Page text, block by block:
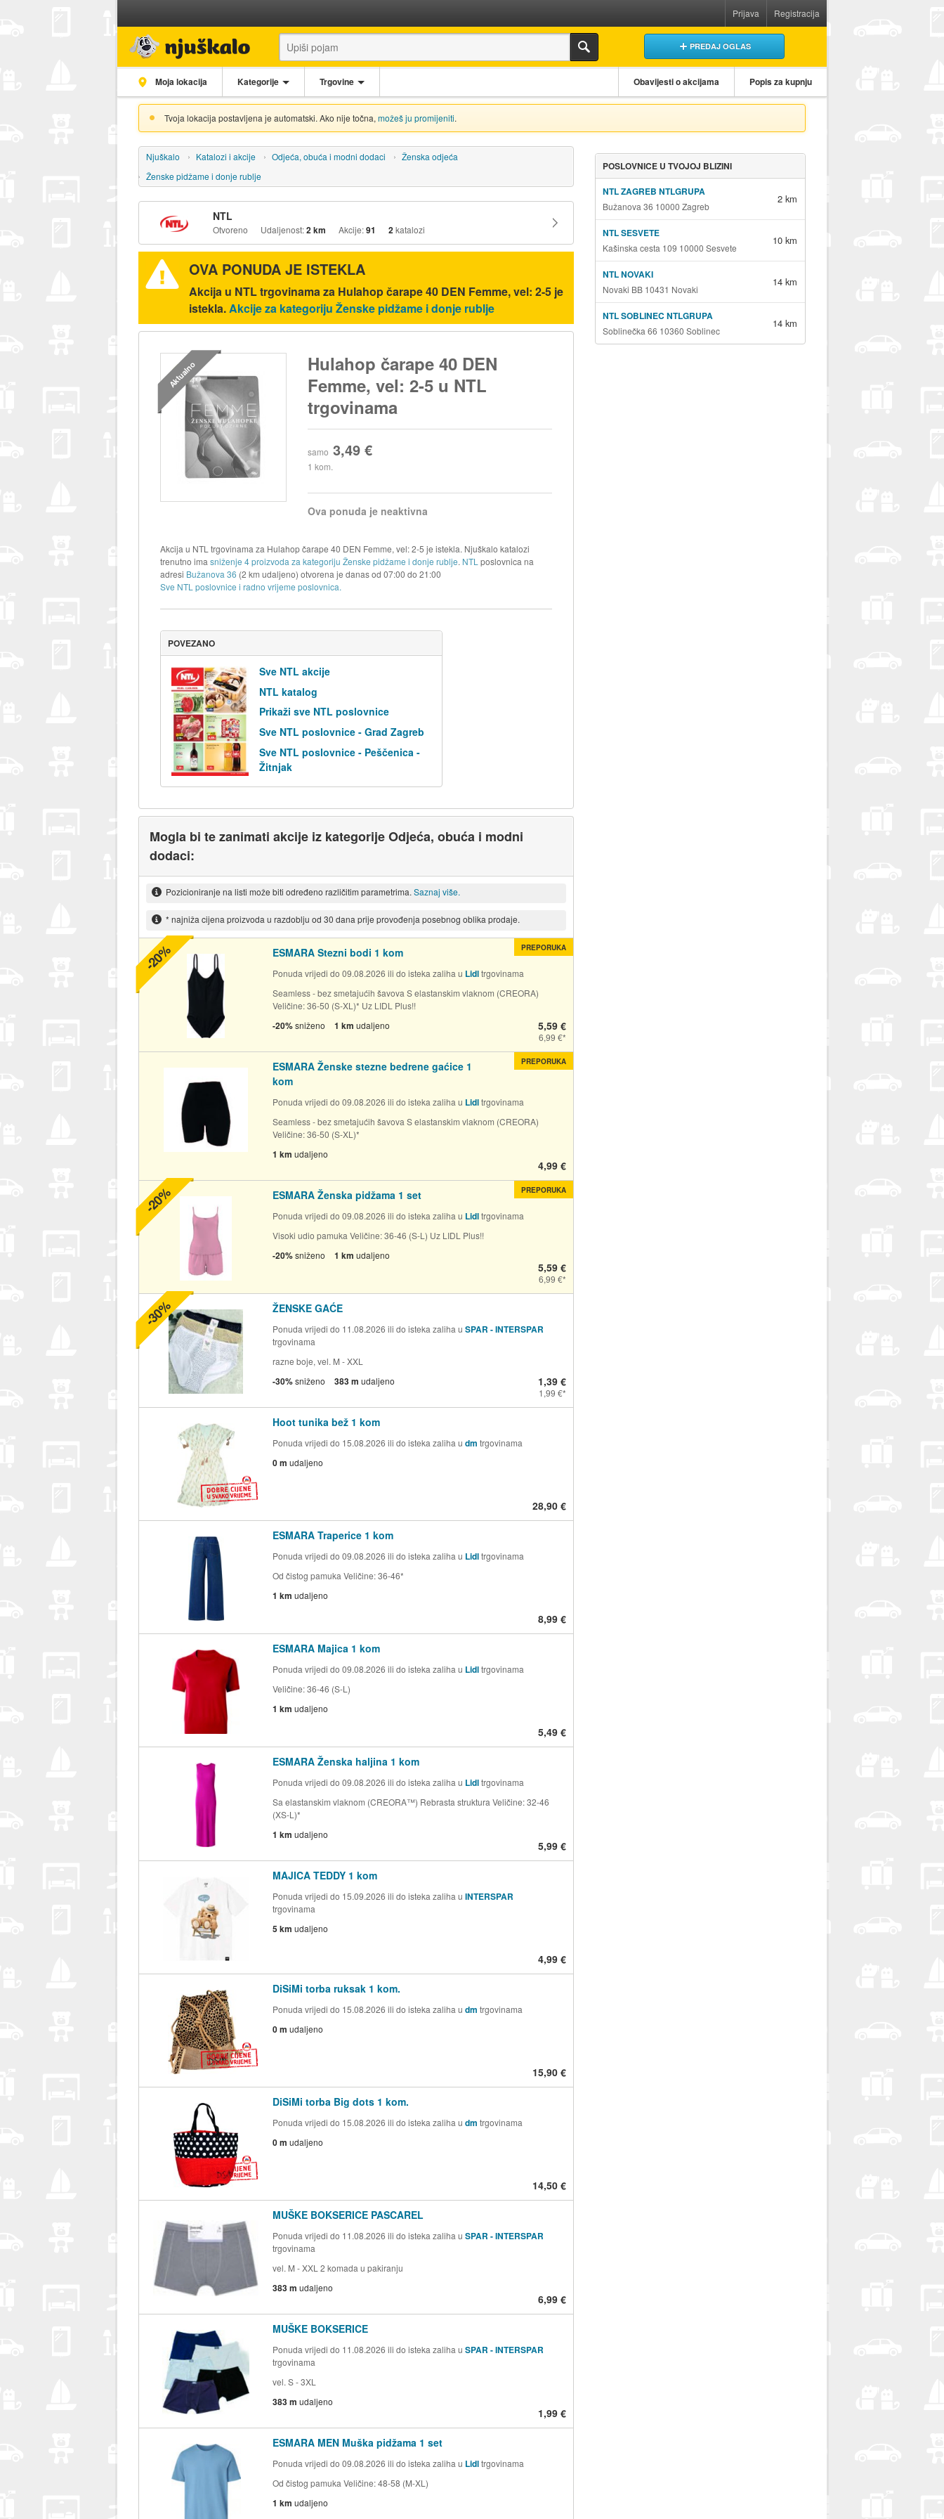
Prijava Registracija
PREDAJ OGLAS
Moja lokacija Kategorije Trgovine Obavijesti o akcijama Popis za kupnju
Tvoja lokacija postavljena je automatski. Ako nije točna, možeš ju promijeniti.
Njuškalo Katalozi i akcije Odjeća, obuća i modni dodaci
Ženska odjeća
Ženske pidžame i donje rublje
NTL
Otvoreno Udaljenost:2 km Akcije:91 2katalozi
OVA PONUDA JE ISTEKLA
Akcija u NTL trgovinama za Hulahop čarape 40 DEN Femme, vel: 2-5 je
istekla.Akcije za kategoriju Ženske pidžame i donje rublje
Aktualno
Hulahop čarape 40 DEN
Femme, vel: 2-5 u NTL
trgovinama
samo 3,49 €
1 kom.
Ova ponuda je neaktivna
Akcija u NTL trgovinama za Hulahop čarape 40 DEN Femme, vel: 2-5 je istekla. Njuškalo katalozi
trenutno ima sniženje 4 proizvoda za kategoriju Ženske pidžame i donje rublje. NTL poslovnica na
adresi Bužanova 36 (2 km udaljeno) otvorena je danas od 07:00 do 21:00
Sve NTL poslovnice i radno vrijeme poslovnica.
POVEZANO
Sve NTL akcije
NTL katalog
Prikaži sve NTL poslovnice
Sve NTL poslovnice - Grad Zagreb
Sve NTL poslovnice - Peščenica -
Žitnjak
Mogla bi te zanimati akcije iz kategorije Odjeća, obuća i modni
dodaci:
Pozicioniranje na listi može biti određeno različitim parametrima.Saznaj više.
* najniža cijena proizvoda u razdoblju od 30 dana prije provođenja posebnog oblika prodaje.
ESMARA Stezni bodi 1 kom
Ponuda vrijedi do 09.08.2026 ili do isteka zaliha u Lidltrgovinama
Seamless - bez smetajućih šavova S elastanskim vlaknom (CREORA)
Veličine: 36-50 (S-XL)* Uz LIDL Plus!!
-20%sniženo 1 km udaljeno 5,59 €
6,99 €
PREPORUKA
-20%
ESMARA Ženske stezne bedrene gaćice 1
kom
Ponuda vrijedi do 09.08.2026 ili do isteka zaliha u Lidltrgovinama
Seamless - bez smetajućih šavova S elastanskim vlaknom (CREORA)
Veličine: 36-50 (S-XL)*
1 km udaljeno
4,99 €
PREPORUKA
ESMARA Ženska pidžama 1 set
Ponuda vrijedi do 09.08.2026 ili do isteka zaliha u Lidltrgovinama
Visoki udio pamuka Veličine: 36-46 (S-L) Uz LIDL Plus!!
-20%sniženo 1 km udaljeno
5,59 €
6,99 €
PREPORUKA
-20%
ŽENSKE GAĆE
Ponuda vrijedi do 11.08.2026 ili do isteka zaliha u SPAR - INTERSPAR
trgovinama
razne boje, vel. M - XXL
-30%sniženo 383 m udaljeno 1,39 €
1,99 €
-30%
Hoot tunika bež 1 kom
Ponuda vrijedi do 15.08.2026 ili do isteka zaliha u dm trgovinama
0 m udaljeno
28,90 €
ESMARA Traperice 1 kom
Ponuda vrijedi do 09.08.2026 ili do isteka zaliha u Lidltrgovinama
Od čistog pamuka Veličine: 36-46*
1 km udaljeno
8,99 €
ESMARA Majica 1 kom
Ponuda vrijedi do 09.08.2026 ili do isteka zaliha u Lidltrgovinama
Veličine: 36-46 (S-L)
1 km udaljeno
5,49 €
ESMARA Ženska haljina 1 kom
Ponuda vrijedi do 09.08.2026 ili do isteka zaliha u Lidltrgovinama
Sa elastanskim vlaknom (CREORA™) Rebrasta struktura Veličine: 32-46
(XS-L)*
1 km udaljeno
5,99 €
MAJICA TEDDY 1 kom
Ponuda vrijedi do 15.09.2026 ili do isteka zaliha u INTERSPAR
trgovinama
5 km udaljeno
4,99 €
DiSiMi torba ruksak 1 kom.
Ponuda vrijedi do 15.08.2026 ili do isteka zaliha u dm trgovinama
0 m udaljeno
15,90 €
DiSiMi torba Big dots 1 kom.
Ponuda vrijedi do 15.08.2026 ili do isteka zaliha u dm trgovinama
0 m udaljeno
14,50 €
MUŠKE BOKSERICE PASCAREL
Ponuda vrijedi do 11.08.2026 ili do isteka zaliha u SPAR - INTERSPAR
trgovinama
vel. M - XXL 2 komada u pakiranju
383 m udaljeno
6,99 €
MUŠKE BOKSERICE
Ponuda vrijedi do 11.08.2026 ili do isteka zaliha u SPAR - INTERSPAR
trgovinama
vel. S - 3XL
383 m udaljeno
1,99 €
ESMARA MEN Muška pidžama 1 set
Ponuda vrijedi do 09.08.2026 ili do isteka zaliha u Lidltrgovinama
Od čistog pamuka Veličine: 48-58 (M-XL)
1 km udaljeno
POSLOVNICE U TVOJOJ BLIZINI
NTL ZAGREB NTLGRUPA
Bužanova 36 10000 Zagreb
2 km
NTL SESVETE
Kašinska cesta 109 10000 Sesvete
10 km
NTL NOVAKI
Novaki BB 10431 Novaki
14 km
NTL SOBLINEC NTLGRUPA
Soblinečka 66 10360 Soblinec
14 km